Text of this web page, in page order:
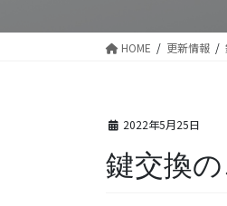
HOME 更新情報
2022年5月25日
鍵交換